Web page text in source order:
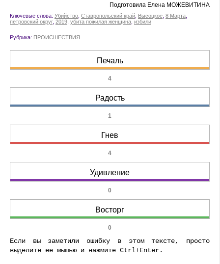
Подготовила Елена МОЖЕВИТИНА
Ключевые слова: Убийство Ставропольский край Высоцкое 8 Марта
петровский округ, 2019 убита пожилая женщина избили
Рубрика: ПРОИСШЕСТВИЯ
Печаль
4
Радость
1
Гнев
4
Удивление
0
Восторг
0
Если вы заметили ошибку в этом тексте, просто
выделите ее мышью и нажмите Ctrl+Enter.